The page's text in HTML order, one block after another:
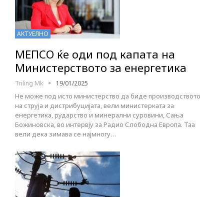
АКТУЕЛНО
МЕПСО ќе оди под капата на
Министерството за енергетика
Triling Mk 19/01/2025
Не може под исто министерство да биде производството
на струја и дистрибуцијата, вели министерката за
енергетика, рударство и минерални суровини, Сања
Божиновска, во интервју за Радио Слободна Европа. Таа
вели дека зимава се најмногу…